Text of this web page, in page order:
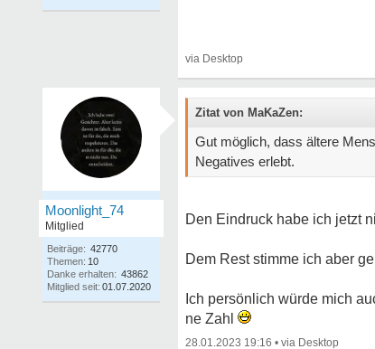
Moonlight_74
Mitglied
Beiträge: 42770
Themen: 10
Danke erhalten: 43862
Mitglied seit: 01.07.2020
Zitat von MaKaZen:
Gut möglich, dass ältere
Negatives erlebt.
Den Eindruck habe ich jetzt
Dem Rest stimme ich aber
Ich persönlich würde mich
ne Zahl
28.01.2023 19:16 •